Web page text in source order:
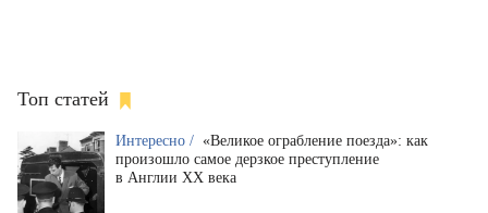
Топ статей
Интересно / «Великое ограбление поезда»: как
произошло самое дерзкое преступление
в Англии XX века